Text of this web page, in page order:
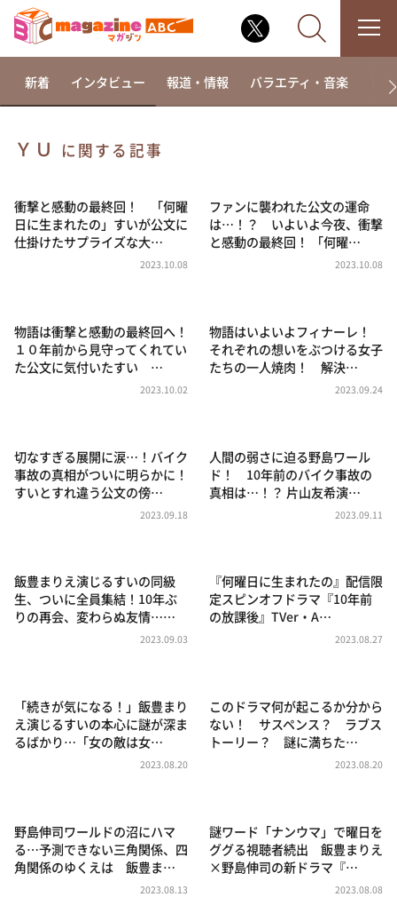
相席食堂
これ余談なんですけど・・・
～人生密着トークバラエティ！～ やすとものいたっ
news おかえり
河合＆A.B.C-Z塚田×福井アナ「なんでやねん！？」
（news おかえり）
朝だ！生です旅サラダ
教えて！ニュースライブ 正義のミカタ
ポツンと一軒家
ザキ山小屋本館
新着 インタビュー 報道・情報 バラエティ・音楽 ド
ＹＵ に関する記事
衝撃と感動の最終回！ 「何曜
日に生まれたの」すいが公文に
仕掛けたサプライズな大…
2023.10.08
ファンに襲われた公文の運命
は…！？ いよいよ今夜、衝撃
と感動の最終回！ 「何曜…
2023.10.08
物語は衝撃と感動の最終回へ！
１０年前から見守ってくれてい
た公文に気付いたすい …
2023.10.02
物語はいよいよフィナーレ！
それぞれの想いをぶつける女子
たちの一人焼肉！ 解決…
2023.09.24
切なすぎる展開に涙…！バイク
事故の真相がついに明らかに！
すいとすれ違う公文の傍…
2023.09.18
人間の弱さに迫る野島ワール
ド！ 10年前のバイク事故の
真相は…！？ 片山友希演…
2023.09.11
飯豊まりえ演じるすいの同級
生、ついに全員集結！10年ぶ
りの再会、変わらぬ友情……
2023.09.03
『何曜日に生まれたの』配信限
定スピンオフドラマ『10年前
の放課後』TVer・A…
2023.08.27
「続きが気になる！」飯豊まり
え演じるすいの本心に謎が深ま
るばかり…「女の敵は女…
2023.08.20
このドラマ何が起こるか分から
ない！ サスペンス？ ラブス
トーリー？ 謎に満ちた…
2023.08.20
野島伸司ワールドの沼にハマ
る…予測できない三角関係、四
角関係のゆくえは 飯豊ま…
2023.08.13
謎ワード「ナンウマ」で曜日を
ググる視聴者続出 飯豊まりえ
×野島伸司の新ドラマ『…
2023.08.08